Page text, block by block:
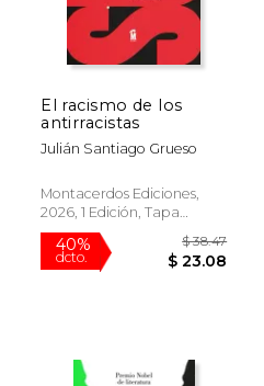
50%
dcto.
El racismo de los
antirracistas
Julián Santiago Grueso
Montacerdos Ediciones,
2026, 1 Edición, Tapa
Blanda, Nuevo